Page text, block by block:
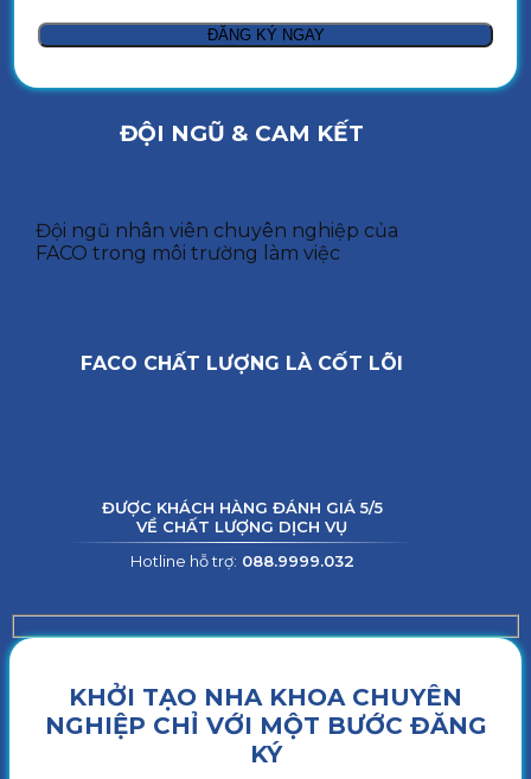
ĐỘI NGŨ & CAM KẾT
Đội ngũ nhân viên chuyên nghiệp của
FACO trong môi trường làm việc
FACO CHẤT LƯỢNG LÀ CỐT LÕI
ĐƯỢC KHÁCH HÀNG ĐÁNH GIÁ 5/5
VỀ CHẤT LƯỢNG DỊCH VỤ
Hotline hỗ trợ: 088.9999.032
KHỞI TẠO NHA KHOA CHUYÊN
NGHIỆP CHỈ VỚI MỘT BƯỚC ĐĂNG
KÝ